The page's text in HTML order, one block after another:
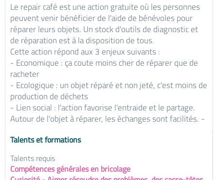
Le repair café est une action gratuite où les personnes
peuvent venir bénéficier de l'aide de bénévoles pour
réparer leurs objets. Un stock d'outils de diagnostic et
de réparation est à la disposition de tous.
Cette action répond aux 3 enjeux suivants :
- Economique : ça coute moins cher de réparer que de
racheter
- Ecologique : un objet réparé et non jeté, c'est moins de
production de déchets
- Lien social : l'action favorise l'entraide et le partage.
Autour de l'objet à réparer, les échanges sont facilités. -
Talents et formations
Talents requis
Compétences générales en bricolage